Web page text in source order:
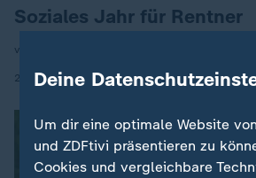
Soziales Jahr für Rentner
von Karl Hinterleitner
23.08.2025 | 23:15
Deine
Um dir eine optimale Website
und ZDFtivi präsentieren zu
Cookies und vergleichbare